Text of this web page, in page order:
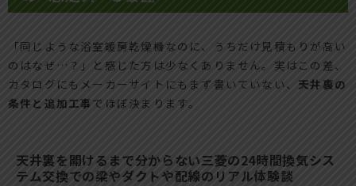
「同じような浴室暖房乾燥機なのに、うちだけ見積もりが高い
のはなぜ…？」と感じた方は少なくありません。実はこの差、
カタログにもメーカーサイトにもまず書いていない、 天井裏の
条件と追加工事 でほぼ決まります。
天井裏を開けるまで分からない三菱の24時間換気シス
テム交換での梁やダクトや配線のリアル体験談